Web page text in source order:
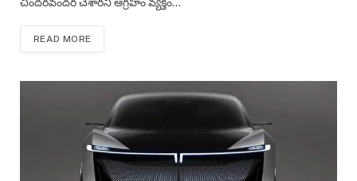
చిందరవందర చేశారని ఆగ్రహం వ్యక్తం…
READ MORE